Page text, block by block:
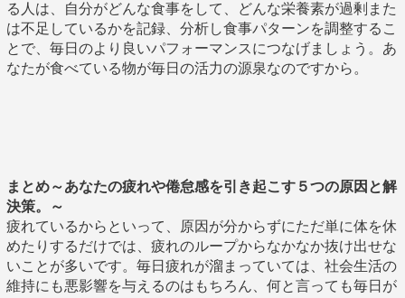
る人は、自分がどんな食事をして、どんな栄養素が過剰また
は不足しているかを記録、分析し食事パターンを調整するこ
とで、毎日のより良いパフォーマンスにつなげましょう。あ
なたが食べている物が毎日の活力の源泉なのですから。
まとめ～あなたの疲れや倦怠感を引き起こす５つの原因と解
決策。～
疲れているからといって、原因が分からずにただ単に体を休
めたりするだけでは、疲れのループからなかなか抜け出せな
いことが多いです。毎日疲れが溜まっていては、社会生活の
維持にも悪影響を与えるのはもちろん、何と言っても毎日が